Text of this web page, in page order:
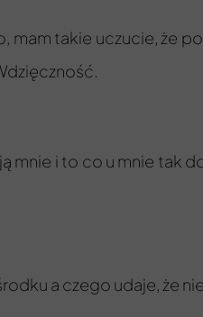
a czego udaje, że nie
mnie i to co u mnie tak
mam takie uczucie, że